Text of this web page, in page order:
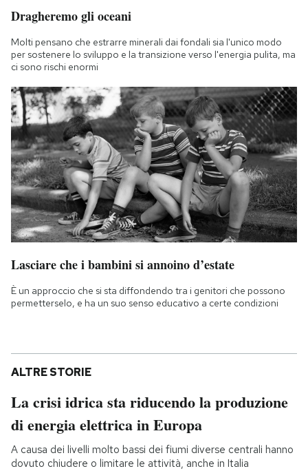
Dragheremo gli oceani
Molti pensano che estrarre minerali dai fondali sia l'unico modo
per sostenere lo sviluppo e la transizione verso l'energia pulita, ma
ci sono rischi enormi
Lasciare che i bambini si annoino d’estate
È un approccio che si sta diffondendo tra i genitori che possono
permetterselo, e ha un suo senso educativo a certe condizioni
ALTRE STORIE
La crisi idrica sta riducendo la produzione
di energia elettrica in Europa
A causa dei livelli molto bassi dei fiumi diverse centrali hanno
dovuto chiudere o limitare le attività, anche in Italia